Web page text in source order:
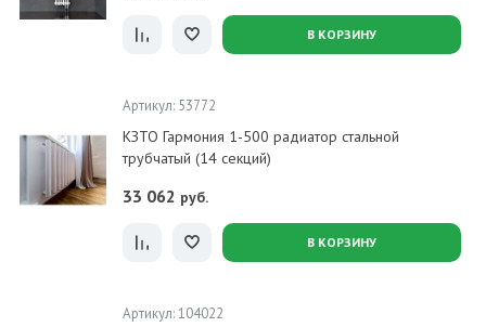
В КОРЗИНУ
Артикул: 53772
КЗТО Гармония 1-500 радиатор стальной
трубчатый (14 секций)
33 062 руб.
В КОРЗИНУ
Артикул: 104022